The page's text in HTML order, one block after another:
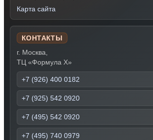
Карта сайта
КОНТАКТЫ
г. Москва,
ТЦ «Формула Х»
+7 (926) 400 0182
+7 (925) 542 0920
+7 (495) 542 0920
+7 (495) 740 0979